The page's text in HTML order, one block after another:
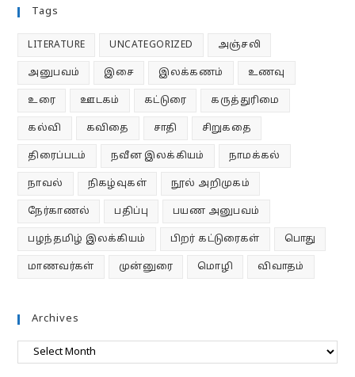
Tags
LITERATURE UNCATEGORIZED அஞ்சலி
அனுபவம் இசை இலக்கணம் உணவு
உரை ஊடகம் கட்டுரை கருத்துரிமை
கல்வி கவிதை சாதி சிறுகதை
திரைப்படம் நவீன இலக்கியம் நாமக்கல்
நாவல் நிகழ்வுகள் நூல் அறிமுகம்
நேர்காணல் பதிப்பு பயண அனுபவம்
பழந்தமிழ் இலக்கியம் பிறர் கட்டுரைகள் பொது
மாணவர்கள் முன்னுரை மொழி விவாதம்
Archives
Archives